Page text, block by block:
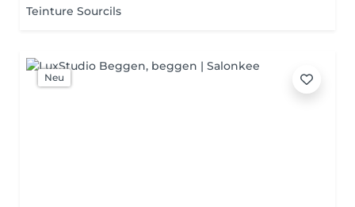
Teinture Sourcils
Neu